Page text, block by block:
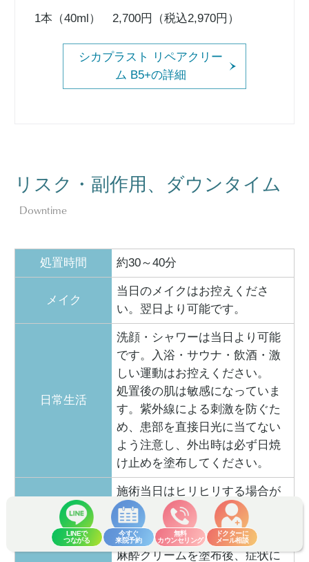
LINEで
つながる
今すぐ
来院予約
無料
カウンセリング
ドクターに
メール相談
1本（40ml） 2,700円（税込2,970円）
シカプラスト リペアクリー
ム B5+の詳細
リスク・副作用、ダウンタイム
Downtime
処置時間 約30～40分
メイク
当日のメイクはお控えくださ
い。翌日より可能です。
日常生活
洗顔・シャワーは当日より可能
です。入浴・サウナ・飲酒・激
しい運動はお控えください。
処置後の肌は敏感になっていま
す。紫外線による刺激を防ぐた
め、患部を直接日光に当てない
よう注意し、外出時は必ず日焼
け止めを塗布してください。
腫れ・赤み
施術当日はヒリヒリする場合が
ありますが、すぐに落ち着きま
す。
麻酔クリームを塗布後、症状に